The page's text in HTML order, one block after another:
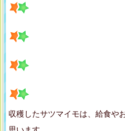
収穫したサツマイモは、給食や